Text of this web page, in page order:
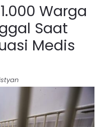
Warga
Saat
Medis